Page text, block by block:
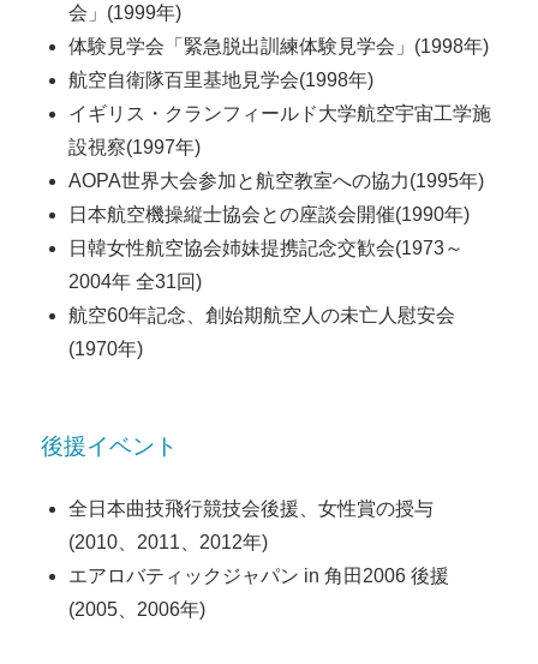
会」(1999年)
体験見学会「緊急脱出訓練体験見学会」(1998年)
航空自衛隊百里基地見学会(1998年)
イギリス・クランフィールド大学航空宇宙工学施
設視察(1997年)
AOPA世界大会参加と航空教室への協力(1995年)
日本航空機操縦士協会との座談会開催(1990年)
日韓女性航空協会姉妹提携記念交歓会(1973～
2004年 全31回)
航空60年記念、創始期航空人の未亡人慰安会
(1970年)
後援イベント
全日本曲技飛行競技会後援、女性賞の授与
(2010、2011、2012年)
エアロバティックジャパン in 角田2006 後援
(2005、2006年)